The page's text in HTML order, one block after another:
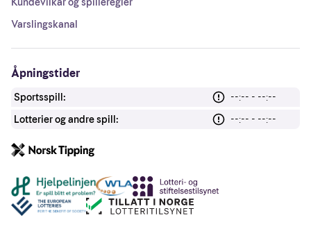
Varslingskanal
Åpningstider
Sportsspill:
--:-- - --:--
Lotterier og andre spill:
--:-- - --:--
Andre lenker